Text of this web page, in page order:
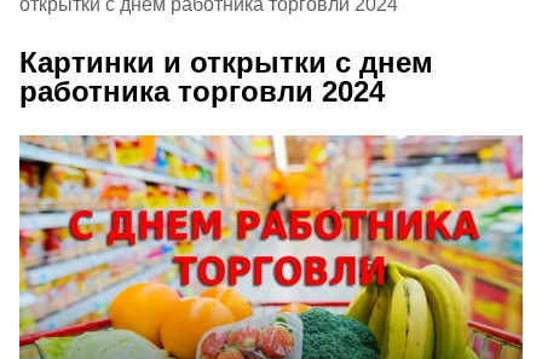
открытки с днем работника торговли 2024
Картинки и открытки с днем
работника торговли 2024